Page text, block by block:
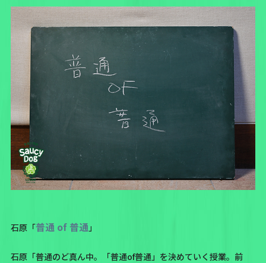
石原「普通 of 普通」
石原「普通のど真ん中。「普通of普通」を決めていく授業。前